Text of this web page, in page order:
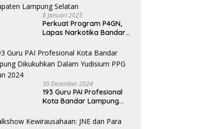
8 Januari 2025
Perkuat Program P4GN,
Lapas Narkotika Bandar
dari BNN Kabupaten
Lampung Selatan
30 Desember 2024
193 Guru PAI Profesional
Kota Bandar Lampung
Yudisium PPG Tahun 2024